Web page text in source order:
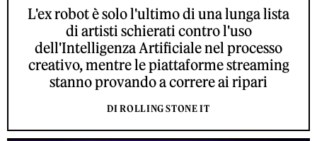
L'ex robot è solo l'ultimo di una lunga lista
di artisti schierati contro l'uso
dell'Intelligenza Artificiale nel processo
creativo, mentre le piattaforme streaming
stanno provando a correre ai ripari
DI ROLLING STONE IT